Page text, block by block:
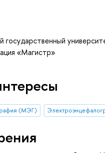
государственный
«Магистр»
(МЭГ)